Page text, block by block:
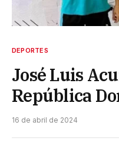
DEPORTES
José Luis
República
16 de abril de 2024